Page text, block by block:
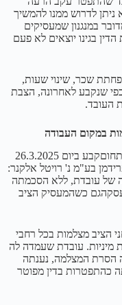
ניתן לדרוש ממנו להמשיך
במנגנון שמעסיקים
בגינו יוצאים לא פעם
שכר, שינוי שעות,
שנקבע לאחרונה, הצבת
העובד.
במקום העבודה
בית הדין הארצי לעבודההערכאה העליונה בתחוםקבע ביום 26.3.2025
01-24 ד"ר מרק פרידמן בע"מ נ' רויטל אלקנר:
של עובדת, ללא הסכמתה
כשהמעסיק הציב
הציב מצלמות בכל רחבי
מיניות. עובדת שעמדה לה
הסרת המצלמה, נענתה
כהתפטרות בדין מפוטר